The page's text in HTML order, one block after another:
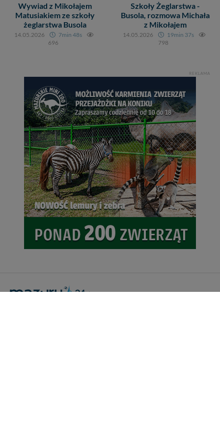
Wywiad z Mikołajem
Matusiakiem ze szkoły
żeglarstwa Busola
14.05.2026
7min 48s
696
Szkoły Żeglarstwa -
Busola, rozmowa Michała
z Mikołajem
14.05.2026
19min 37s
798
REKLAMA
zrobić za Ciebie.
Dziękujemy, i życzmy miłego odkrywania Mazur na
nowo...